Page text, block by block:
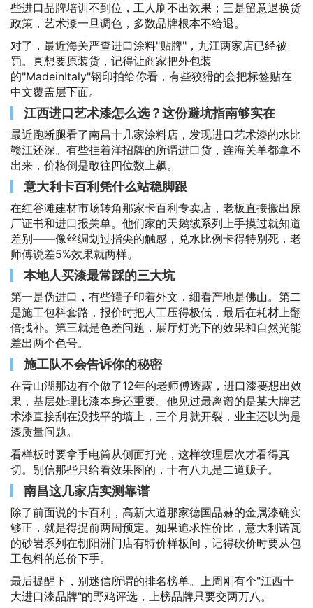
些进口品牌培训不到位，工人刷不出效果；三是留意退换货
政策，艺术漆一旦调色，多数品牌根本不给退。
对了，最近海关严查进口涂料"贴牌"，九江两家店已经被
罚。真想要原装货，记得让商家把外包装
的"MadeinItaly"钢印拍给你看，有些狡猾的会把标签贴在
中文覆盖层下面。
江西进口艺术漆怎么选？这份避坑指南够实在
最近跑断腿看了南昌十几家涂料店，发现进口艺术漆的水比
赣江还深。有些挂着洋招牌的所谓进口货，连海关单都拿不
出来，价格倒是敢往四位数上飙。
意大利卡百利凭什么站稳脚跟
在红谷滩建材市场转角那家卡百利专卖店，老板直接搬出原
厂证书和进口报关单。他们家的天鹅绒系列上手摸过就知道
差别——像丝绸划过指尖的触感，兑水比例卡得特别死，老
师傅说差5%效果就两样。
本地人买漆最常踩的三大坑
第一是伪进口，有些罐子印着外文，细看产地是佛山。第二
是施工包料套路，报价时把人工压得极低，最后在耗材上翻
倍找补。第三就是色差问题，展厅灯光下的效果和自然光能
差出两个色号。
施工队不会告诉你的秘密
在青山湖那边有个做了12年的老师傅透露，进口漆要想出效
果，基层处理比漆本身还重要。他见过最离谱的是某大牌艺
术漆直接刮在没找平的墙上，三个月就开裂，业主还以为是
漆质量问题。
看样板时要拿手电筒从侧面打光，这样纹理层次才看得真
切。别信那些只给看效果图的，十有八九是二道贩子。
南昌这几家店实测靠谱
除了前面说的卡百利，高新大道那家德国品赫的金属漆确实
够正，就是得提前两周预定。如果追求性价比，意大利诺瓦
的砂岩系列在朝阳洲门店有特价样板间，记得砍价时要从包
工包料的总价下手。
最后提醒下，别迷信所谓的排名榜单。上周刚有个"江西十
大进口漆品牌"的野鸡评选，上榜品牌只要交两万八。